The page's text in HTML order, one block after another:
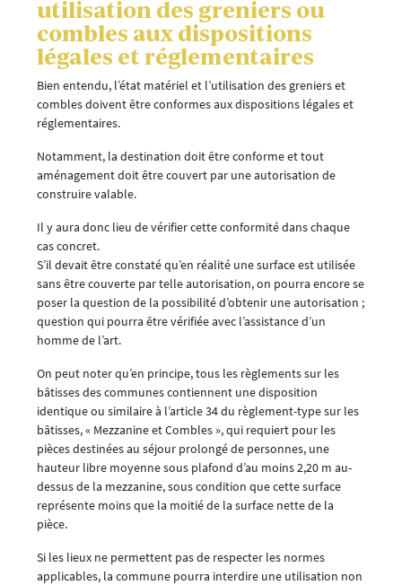
utilisation des greniers ou
combles aux dispositions
légales et réglementaires
Bien entendu, l’état matériel et l’utilisation des greniers et
combles doivent être conformes aux dispositions légales et
réglementaires.
Notamment, la destination doit être conforme et tout
aménagement doit être couvert par une autorisation de
construire valable.
Il y aura donc lieu de vérifier cette conformité dans chaque
cas concret.
S’il devait être constaté qu’en réalité une surface est utilisée
sans être couverte par telle autorisation, on pourra encore se
poser la question de la possibilité d’obtenir une autorisation ;
question qui pourra être vérifiée avec l’assistance d’un
homme de l’art.
On peut noter qu’en principe, tous les règlements sur les
bâtisses des communes contiennent une disposition
identique ou similaire à l’article 34 du règlement-type sur les
bâtisses, « Mezzanine et Combles », qui requiert pour les
pièces destinées au séjour prolongé de personnes, une
hauteur libre moyenne sous plafond d’au moins 2,20 m au-
dessus de la mezzanine, sous condition que cette surface
représente moins que la moitié de la surface nette de la
pièce.
Si les lieux ne permettent pas de respecter les normes
applicables, la commune pourra interdire une utilisation non